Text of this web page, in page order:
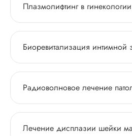
Плазмолифтинг в гинекологии
Биоревитализация интимной
Радиоволновое лечение
Лечение дисплазии шейки